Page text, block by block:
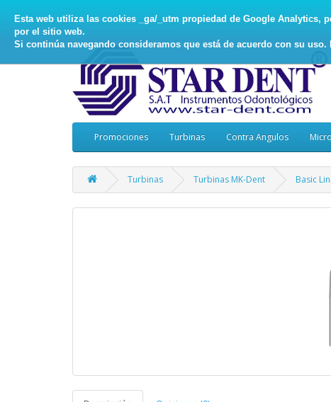
Esta web utiliza las cookies _ga/_utm propiedad de Google
por el sitio web.
Si continúa navegando consideramos que está de acuerdo con su
Promociones Turbinas Contra Angulos
Turbinas Turbinas MK-Dent Basic